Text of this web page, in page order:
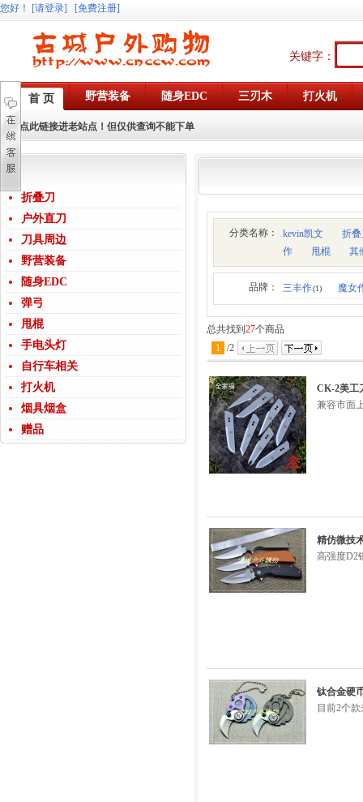
您好 ！ [请登录] [免费注册]
关键字：
首 页 野营装备 随身EDC 三刃木 打火机
点此链接进老站点！但仅供查询不能下单
折叠刀
户外直刀
刀具周边
野营装备
随身EDC
弹弓
甩棍
手电头灯
自行车相关
打火机
烟具烟盒
赠品
分类名称： kevin凯文
折
作
甩棍 其
品牌： 三丰作(1) 魔女
总共找到 27个商品
1 /2
CK-2美工
兼容市面
精仿微技
高强度D2
钛合金硬
目前2个